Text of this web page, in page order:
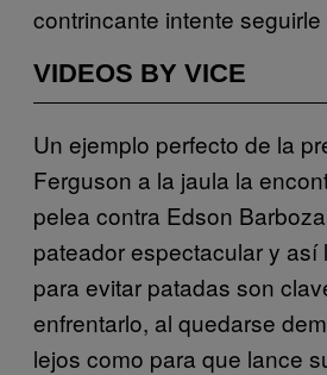
contrincante intente
VIDEOS BY VICE
Un ejemplo perfecto de la
Ferguson a la jaula la
pelea contra Edson
pateador espectacular y así
para evitar patadas son
enfrentarlo, al quedarse
lejos como para que lance